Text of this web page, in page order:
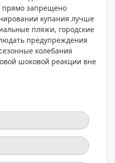
прямо запрещено
купания лучше
пляжи, городские
предупреждения
колебания
шоковой реакции вне